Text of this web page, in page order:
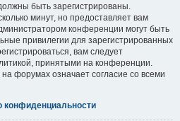
быть зарегистрированы.
минут, но предоставляет вам
конференции могут быть
привилегии для зарегистрированных
вам следует
принятыми на конференции.
форумах означает согласие со всеми
конфиденциальности